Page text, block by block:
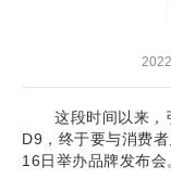
这段时间以来，
D9，终于要与消费
16日举办品牌发布会